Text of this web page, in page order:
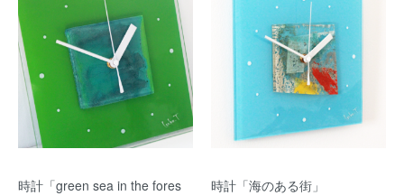
時計「green sea in the fores
時計「海のある街」